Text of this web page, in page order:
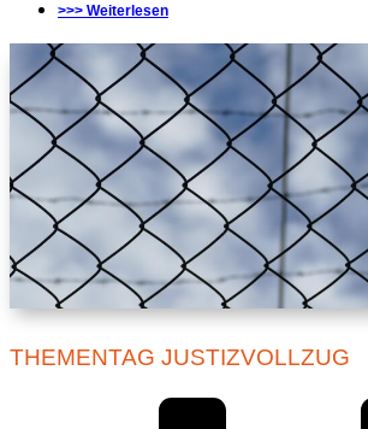
>>> Weiterlesen
THEMENTAG JUSTIZVOLLZUG